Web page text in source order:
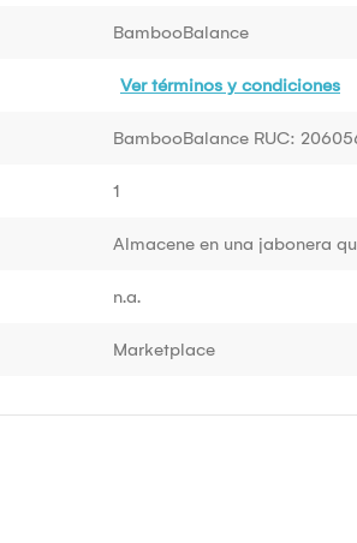
BambooBalance
Ver términos y condiciones
BambooBalance RUC:
1
Almacene en una jabonera
n.a.
Marketplace